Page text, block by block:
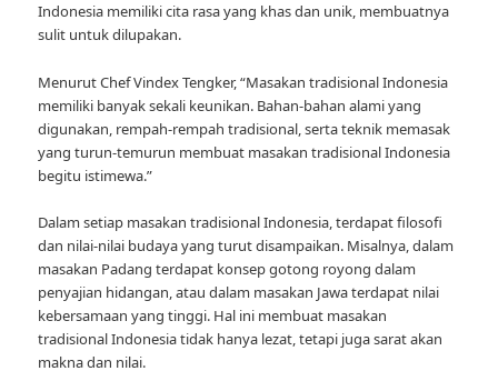
Indonesia memiliki cita rasa yang khas dan unik, membuatnya
sulit untuk dilupakan.
Menurut Chef Vindex Tengker, “Masakan tradisional Indonesia
memiliki banyak sekali keunikan. Bahan-bahan alami yang
digunakan, rempah-rempah tradisional, serta teknik memasak
yang turun-temurun membuat masakan tradisional Indonesia
begitu istimewa.”
Dalam setiap masakan tradisional Indonesia, terdapat filosofi
dan nilai-nilai budaya yang turut disampaikan. Misalnya, dalam
masakan Padang terdapat konsep gotong royong dalam
penyajian hidangan, atau dalam masakan Jawa terdapat nilai
kebersamaan yang tinggi. Hal ini membuat masakan
tradisional Indonesia tidak hanya lezat, tetapi juga sarat akan
makna dan nilai.